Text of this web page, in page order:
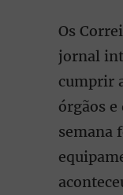
Os
jornal
cumprir
órgãos
semana